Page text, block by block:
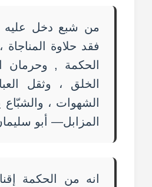
من شبع دخل
فقد حلاوة
الحكمة , وحرمان
الخلق ، وثقل
الشهوات ،
المزابل— أبو
انه من الحكمة